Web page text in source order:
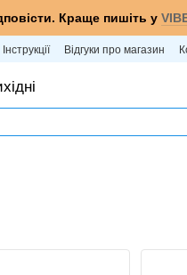
Краще пишіть у
Інструкції Відгуки про магазин